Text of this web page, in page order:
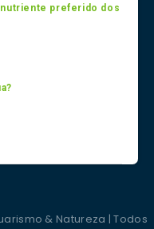
preferido dos
& Natureza | Todos